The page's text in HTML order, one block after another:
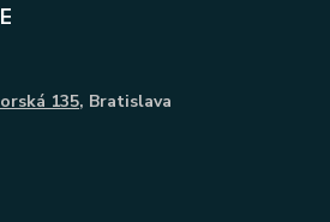
135, Bratislava